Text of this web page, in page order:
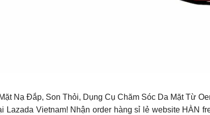
Nạ Đắp, Son Thỏi, Dụng Cụ Chăm Sóc Da Mặt Từ
Lazada Vietnam! Nhận order hàng sỉ lẻ website HÀN